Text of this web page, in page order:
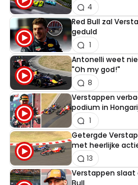
4
Red Bull zal
geduld
1
Antonelli weet
"Oh my god!"
8
Verstappen
podium in
1
Getergde
met heerlijke
13
Verstappen slaat